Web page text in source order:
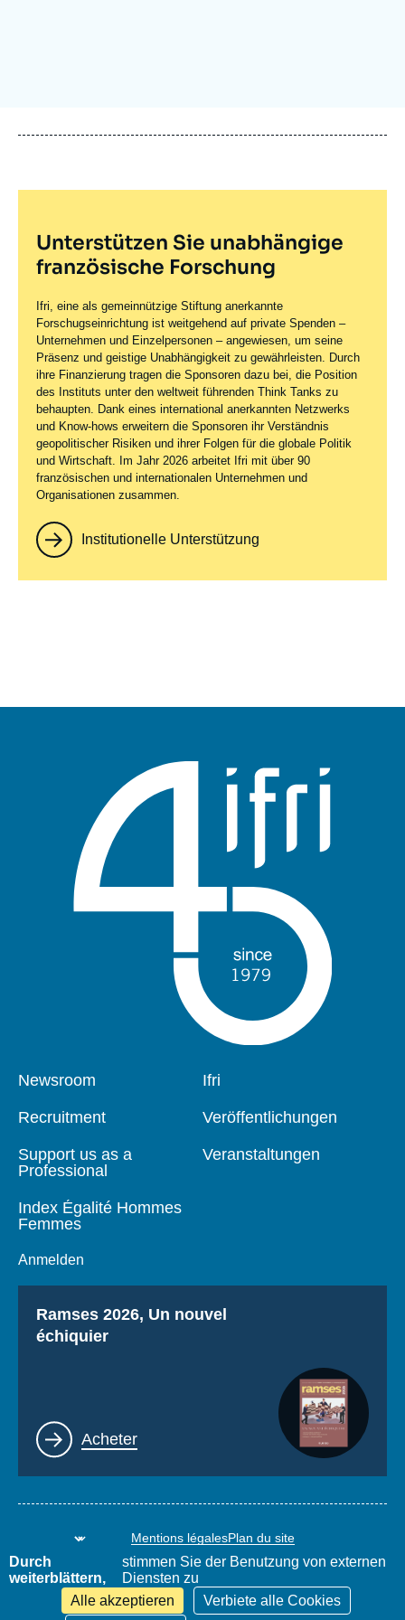
Unterstützen Sie unabhängige
französische Forschung
Ifri, eine als gemeinnützige Stiftung anerkannte
Forschugseinrichtung ist weitgehend auf private Spenden –
Unternehmen und Einzelpersonen – angewiesen, um seine
Präsenz und geistige Unabhängigkeit zu gewährleisten. Durch
ihre Finanzierung tragen die Sponsoren dazu bei, die Position
des Instituts unter den weltweit führenden Think Tanks zu
behaupten. Dank eines international anerkannten Netzwerks
und Know-hows erweitern die Sponsoren ihr Verständnis
geopolitischer Risiken und ihrer Folgen für die globale Politik
und Wirtschaft. Im Jahr 2026 arbeitet Ifri mit über 90
französischen und internationalen Unternehmen und
Organisationen zusammen.
Institutionelle Unterstützung
Pied
Newsroom
Recruitment
Support us as a
Professional
Index Égalité Hommes
Femmes
Anmelden
Navigation
Ifri
Veröffentlichungen
Veranstaltungen
Titre
Ramses 2026, Un nouvel
échiquier
Lien
Acheter
Mentions légalesPlan du site
www.thierrydemontbrial.com
World Policy Conference
Blog Politique étrangère
Durch
weiterblättern,
stimmen Sie der Benutzung von externen
Diensten zu
Alle akzeptieren
Verbiete alle Cookies